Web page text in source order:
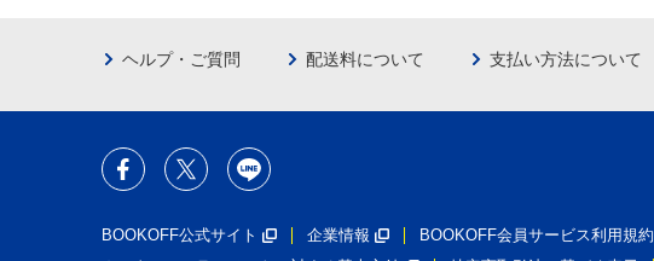
ヘルプ・ご質問 配送料について 支払い方法について
BOOKOFF公式サイト 企業情報 BOOKOFF会員サービス利用規約